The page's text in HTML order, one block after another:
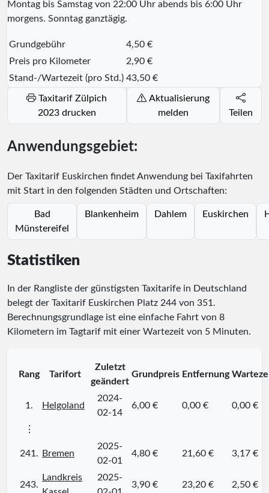
Montag bis Samstag von 22:00 Uhr abends bis 6:00 Uhr
morgens. Sonntag ganztägig.
Grundgebühr
4,50 €
Preis pro Kilometer
2,90 €
Stand-/Wartezeit (pro Std.) 43,50 €
Taxitarif Zülpich
2023 drucken
Aktualisierung
melden
Teilen
Anwendungsgebiet:
Der Taxitarif Euskirchen findet Anwendung bei Taxifahrten
mit Start in den folgenden Städten und Ortschaften:
Bad
Münstereifel
Blankenheim Dahlem Euskirchen
Statistiken
In der Rangliste der günstigsten Taxitarife in Deutschland
belegt der Taxitarif Euskirchen Platz 244 von 351.
Berechnungsgrundlage ist eine einfache Fahrt von 8
Kilometern im Tagtarif mit einer Wartezeit von 5 Minuten.
Rang Tarifort
Zuletzt
geändert
Grundpreis Entfernung
1. Helgoland
2024-
02-14
6,00 € 0,00 € 0,00 €
⋮
241. Bremen
2025-
02-01
4,80 € 21,60 € 3,17 €
243.
Landkreis
2025-
3,90 € 23,20 € 2,50 €